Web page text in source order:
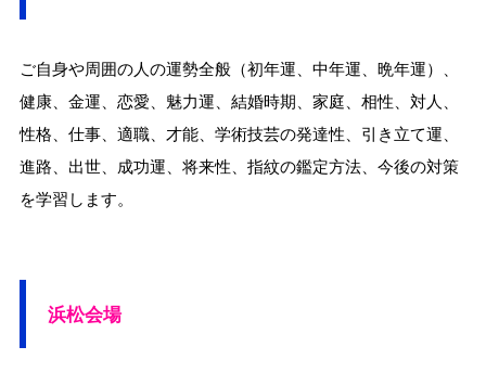
ご自身や周囲の人の運勢全般（初年運、中年運、晩年運）、
健康、金運、恋愛、魅力運、結婚時期、家庭、相性、対人、
性格、仕事、適職、才能、学術技芸の発達性、引き立て運、
進路、出世、成功運、将来性、指紋の鑑定方法、今後の対策
を学習します。
浜松会場